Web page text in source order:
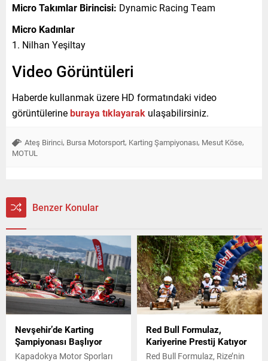
Micro Takımlar Birincisi: Dynamic Racing Team
Micro Kadınlar
1. Nilhan Yeşiltay
Video Görüntüleri
Haberde kullanmak üzere HD formatındaki video
görüntülerineburaya tıklayarak ulaşabilirsiniz.
Ateş Birinci, Bursa Motorsport, Karting Şampiyonası, Mesut Köse,
MOTUL
Benzer Konular
Nevşehir’de Karting
Şampiyonası Başlıyor
Kapadokya Motor Sporları
Red Bull Formulaz,
Kariyerine Prestij Katıyor
Red Bull Formulaz, Rize’nin